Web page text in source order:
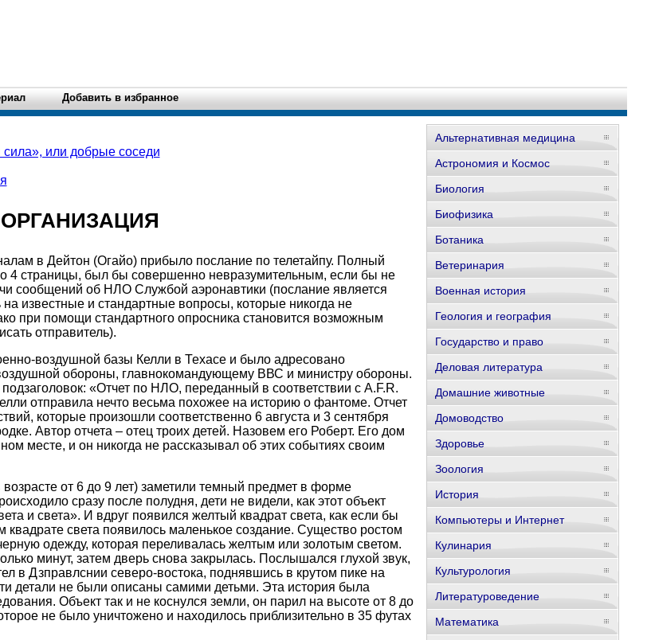
Добавить в избранное
или добрые соседи
в Дейтон (Огайо) прибыло послание по телетайпу. Полный
4 страницы, был бы совершенно невразумительным, если бы не
сообщений об НЛО Службой аэронавтики (послание является
известные и стандартные вопросы, которые никогда не
при помощи стандартного опросника становится возможным
отправитель).
воздушной базы Келли в Техасе и было адресовано
обороны, главнокомандующему ВВС и министру обороны.
«Отчет по НЛО, переданный в соответствии с A.F.R.
отправила нечто весьма похожее на историю о фантоме. Отчет
которые произошли соответственно 6 августа и 3 сентября
Автор отчета – отец троих детей. Назовем его Роберт. Его дом
месте, и он никогда не рассказывал об этих событиях своим
возрасте от 6 до 9 лет) заметили темный предмет в форме
сразу после полудня, дети не видели, как этот объект
и света». И вдруг появился желтый квадрат света, как если бы
квадрате света появилось маленькое создание. Существо ростом
одежду, которая переливалась желтым или золотым светом.
минут, затем дверь снова закрылась. Послышался глухой звук,
в Дзправлснии северо-востока, поднявшись в крутом пике на
детали не были описаны самими детьми. Эта история была
Объект так и не коснулся земли, он парил на высоте от 8 до
не было уничтожено и находилось приблизительно в 35 футах
Альтернативная медицина
Астрономия и Космос
Биология
Биофизика
Ботаника
Ветеринария
Военная история
Геология и география
Государство и право
Деловая литература
Домашние животные
Домоводство
Здоровье
Зоология
История
Компьютеры и Интернет
Кулинария
Культурология
Литературоведение
Математика